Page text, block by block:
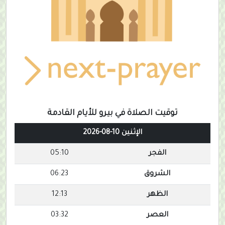
توقيت الصلاة في بيرو للأيام القادمة
الإثنين 10-08-2026
الفجر 05:10
الشروق 06:23
الظهر 12:13
العصر 03:32